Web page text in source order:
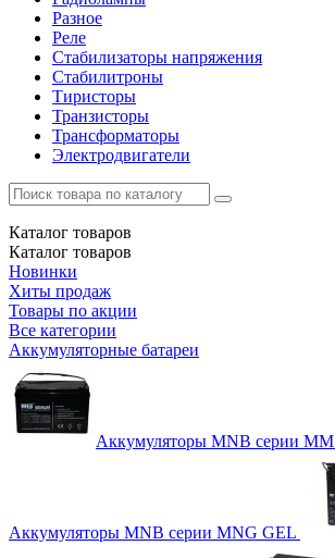
Разное
Реле
Стабилизаторы напряжения
Стабилитроны
Тиристоры
Транзисторы
Трансформаторы
Электродвигатели
Каталог товаров
Каталог товаров
Новинки
Хиты продаж
Товары по акции
Все категории
Аккумуляторные батареи
Аккумуляторы MNB серии MM
Аккумуляторы MNB серии MNG GEL